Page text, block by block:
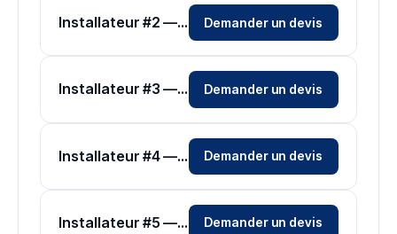
Installateur #2 — Zone Charente Demander un devis
Installateur #3 — Zone Charente Demander un devis
Installateur #4 — Zone Charente Demander un devis
Installateur #5 — Zone Charente Demander un devis